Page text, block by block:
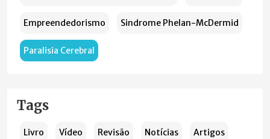
Empreendedorismo Sindrome Phelan-McDermid
Paralisia Cerebral
Tags
Livro Vídeo Revisão Notícias Artigos